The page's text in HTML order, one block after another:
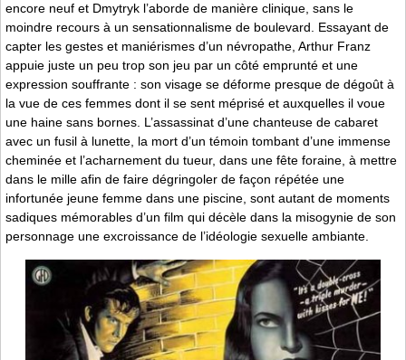
encore neuf et Dmytryk l’aborde de manière clinique, sans le
moindre recours à un sensationnalisme de boulevard. Essayant de
capter les gestes et maniérismes d’un névropathe, Arthur Franz
appuie juste un peu trop son jeu par un côté emprunté et une
expression souffrante : son visage se déforme presque de dégoût à
la vue de ces femmes dont il se sent méprisé et auxquelles il voue
une haine sans bornes. L’assassinat d’une chanteuse de cabaret
avec un fusil à lunette, la mort d’un témoin tombant d’une immense
cheminée et l’acharnement du tueur, dans une fête foraine, à mettre
dans le mille afin de faire dégringoler de façon répétée une
infortunée jeune femme dans une piscine, sont autant de moments
sadiques mémorables d’un film qui décèle dans la misogynie de son
personnage une excroissance de l’idéologie sexuelle ambiante.